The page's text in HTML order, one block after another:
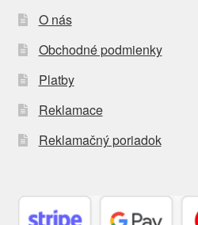
O nás
Obchodné podmienky
Platby
Reklamace
Reklamačný poriadok